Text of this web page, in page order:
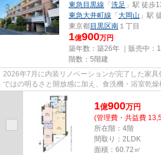
東急目黒線 「 洗足 」駅 徒歩
東急大井町線 「 大岡山 」駅
東京都目黒区南 １丁目
1億900万円
築年数：築26年 ｜販売中：
階数：5階建
2026年7月に内装リノベーションが完了した家
ではの明るさと開放感に加え、食洗機・浴室乾
など快適な暮らしを支える設備...
1億900万円
(管理費・共益費
所在階：4階
間取り：2LDK
面積：60.72㎡